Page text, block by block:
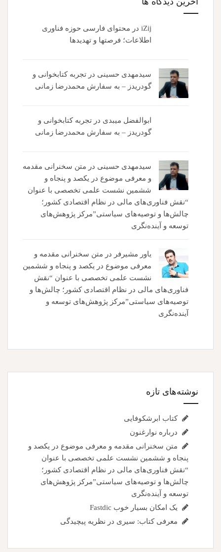
iZij در محتوای فارسی حوزه فناوری
اطلاعات؛ فرصتها و تهدیدها
سیدمهدی حسینی در تجربه کتابخوانی و
گودریدز – به سفارش محمدرضا زمانی
ابوالفضل میبدی در تجربه کتابخوانی و
گودریدز – به سفارش محمدرضا زمانی
سیدمهدی حسینی در متن سخنرانی مقدمه
و معرفی موضوع در یکصد و پنجاه و
ششمین نشست علمی تخصصی با عنوان
“نقش فناوری‌های مالی در نظام اقتصادی کشور؛
چالش‌ها و توصیه‌های سیاستی”مرکز پژوهش‌های
توسعه و آینده‌نگری
یاور مشیرفر در متن سخنرانی مقدمه و
معرفی موضوع در یکصد و پنجاه و ششمین
نشست علمی تخصصی با عنوان “نقش
فناوری‌های مالی در نظام اقتصادی کشور؛ چالش‌ها و
توصیه‌های سیاستی”مرکز پژوهش‌های توسعه و
آینده‌نگری
نوشته‌های تازه
کتاب ابرشکوفایی
درباره نوارغنون
متن سخنرانی مقدمه و معرفی موضوع در یکصد و
پنجاه و ششمین نشست علمی تخصصی با عنوان
“نقش فناوری‌های مالی در نظام اقتصادی کشور؛
چالش‌ها و توصیه‌های سیاستی”مرکز پژوهش‌های
توسعه و آینده‌نگری
یک امکان بسیار خوب Fastdic
معرفی کتاب: سیری در نظریه پیچیدگی